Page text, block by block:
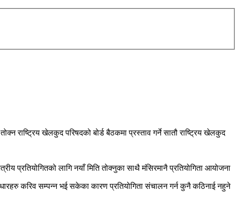
राष्ट्रिय खेलकुद परिषदको बोर्ड बैठकमा प्रस्ताव गर्ने सातौ राष्ट्रिय खेलकुद
प्रतियोगितको लागि नयाँ मिति तोक्नुका साथै मंसिरमानै प्रतियोगिता आयोजना
करिव सम्पन्न भई सकेका कारण प्रतियोगिता संचालन गर्न कुनै कठिनाई नहुने